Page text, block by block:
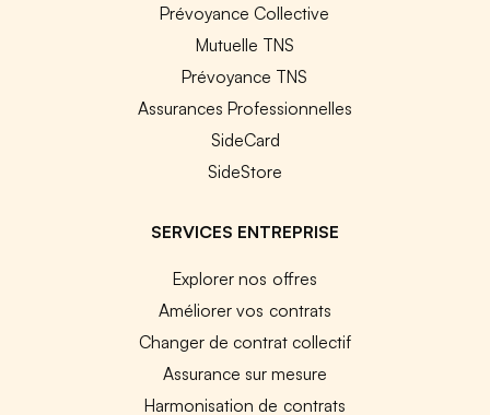
Prévoyance Collective
Mutuelle TNS
Prévoyance TNS
Assurances Professionnelles
SideCard
SideStore
SERVICES ENTREPRISE
Explorer nos offres
Améliorer vos contrats
Changer de contrat collectif
Assurance sur mesure
Harmonisation de contrats